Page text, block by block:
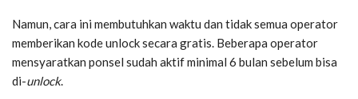
Namun, cara ini membutuhkan waktu dan tidak semua operator
memberikan kode unlock secara gratis. Beberapa operator
mensyaratkan ponsel sudah aktif minimal 6 bulan sebelum bisa
di-unlock.